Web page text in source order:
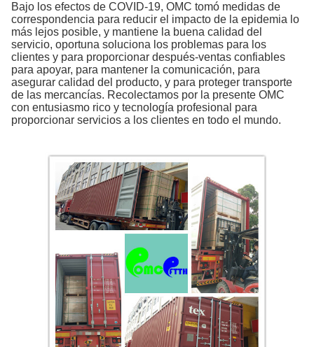
Bajo los efectos de COVID-19, OMC tomó medidas de
correspondencia para reducir el impacto de la epidemia lo
más lejos posible, y mantiene la buena calidad del
servicio, oportuna soluciona los problemas para los
clientes y para proporcionar después-ventas confiables
para apoyar, para mantener la comunicación, para
asegurar calidad del producto, y para proteger transporte
de las mercancías. Recolectamos por la presente OMC
con entusiasmo rico y tecnología profesional para
proporcionar servicios a los clientes en todo el mundo.